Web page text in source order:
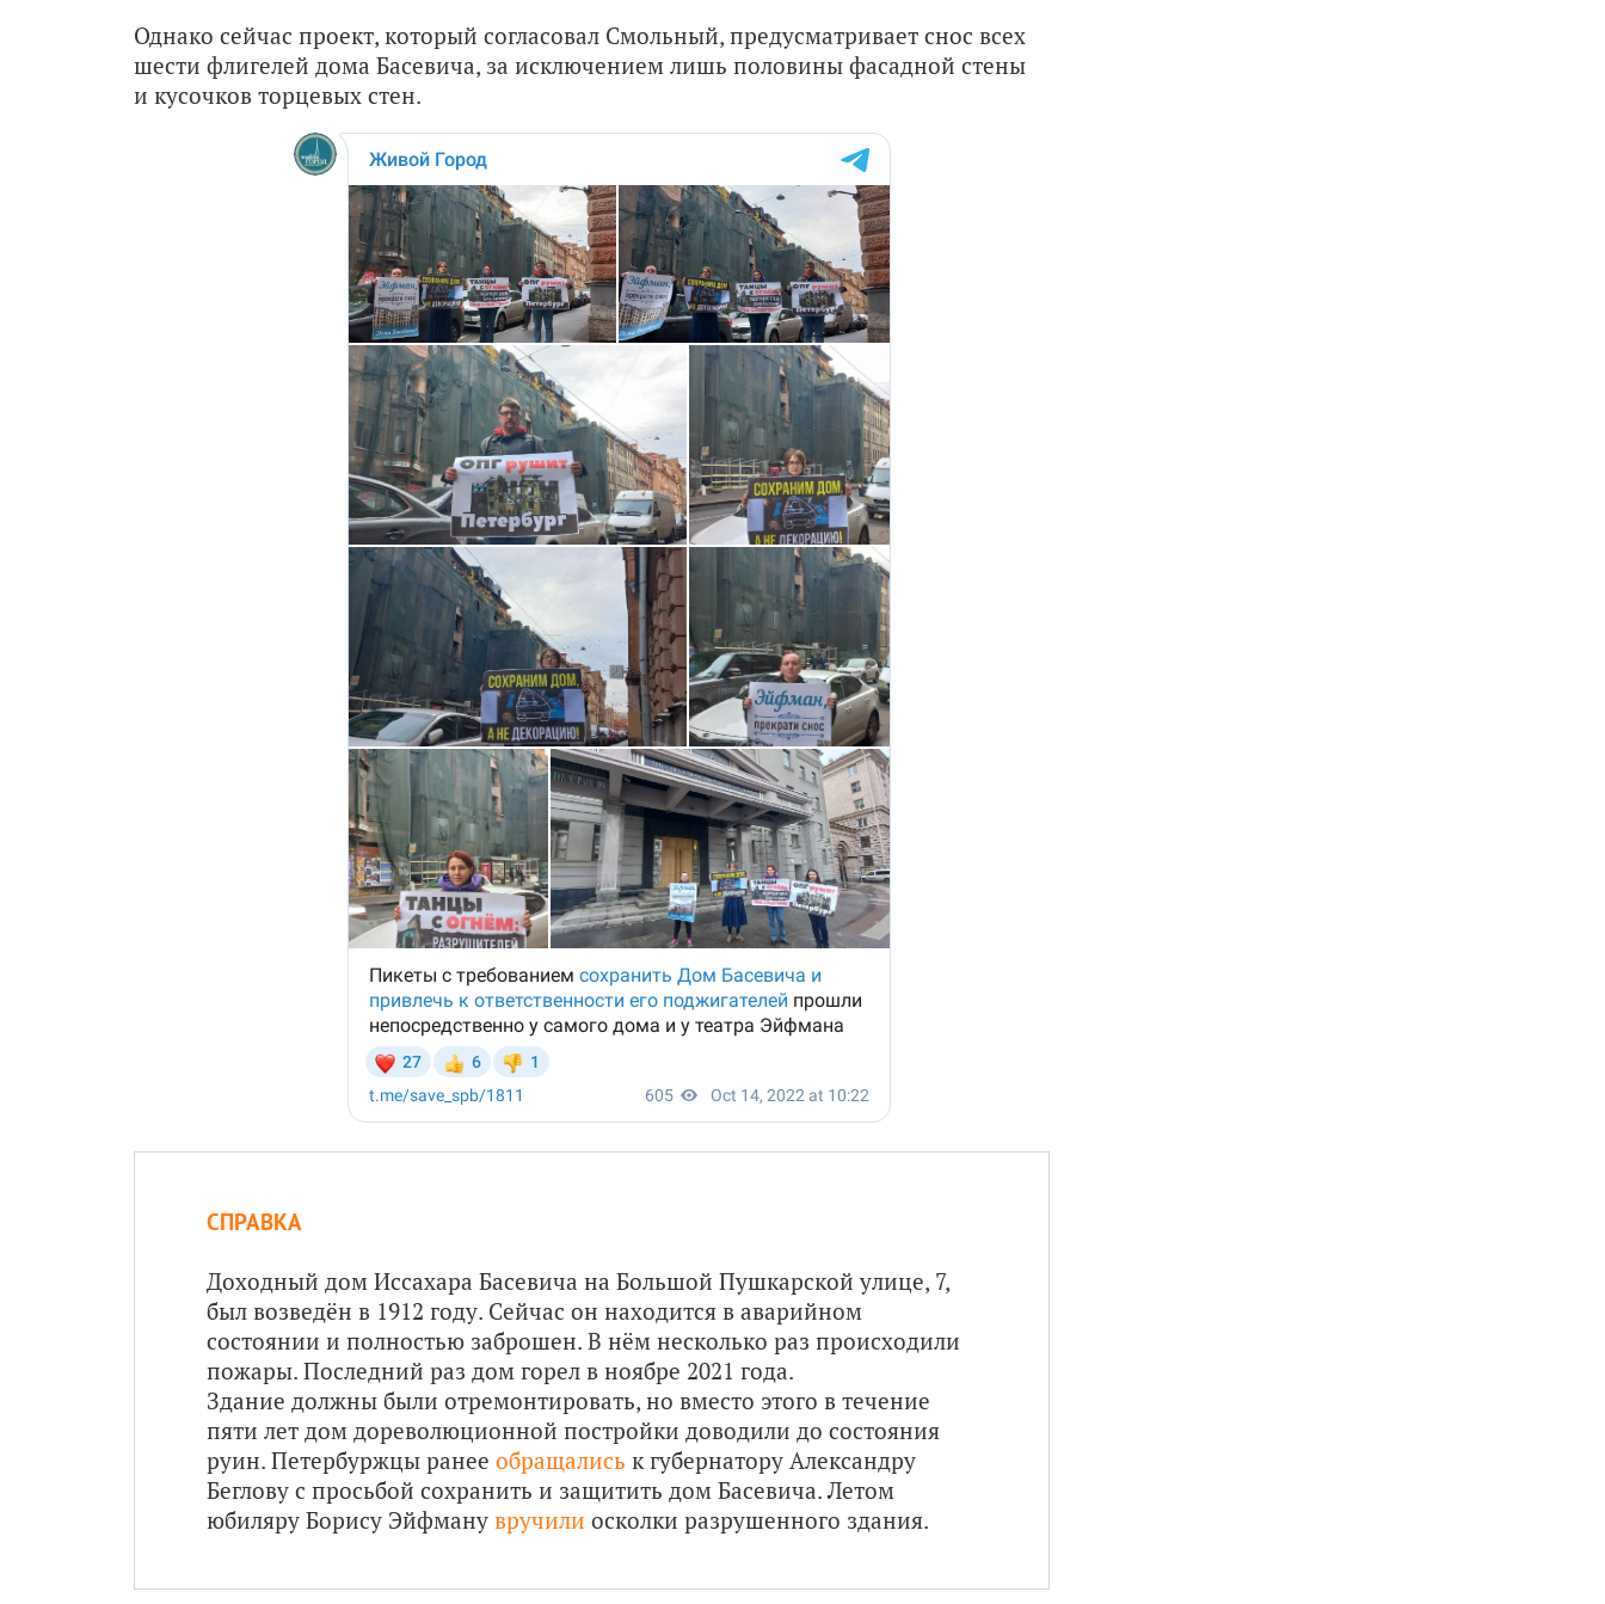
Однако сейчас проект, который согласовал Смольный, предусматривает снос всех
шести флигелей дома Басевича, за исключением лишь половины фасадной стены
и кусочков торцевых стен.
СПРАВКА
Доходный дом Иссахара Басевича на Большой Пушкарской улице, 7,
был возведён в 1912 году. Сейчас он находится в аварийном
состоянии и полностью заброшен. В нём несколько раз происходили
пожары. Последний раз дом горел в ноябре 2021 года.
Здание должны были отремонтировать, но вместо этого в течение
пяти лет дом дореволюционной постройки доводили до состояния
руин. Петербуржцы ранее обращались к губернатору Александру
Беглову с просьбой сохранить и защитить дом Басевича. Летом
юбиляру Борису Эйфману вручили осколки разрушенного здания.